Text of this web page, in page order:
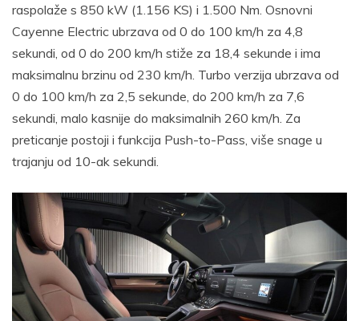
raspolaže s 850 kW (1.156 KS) i 1.500 Nm. Osnovni
Cayenne Electric ubrzava od 0 do 100 km/h za 4,8
sekundi, od 0 do 200 km/h stiže za 18,4 sekunde i ima
maksimalnu brzinu od 230 km/h. Turbo verzija ubrzava od
0 do 100 km/h za 2,5 sekunde, do 200 km/h za 7,6
sekundi, malo kasnije do maksimalnih 260 km/h. Za
preticanje postoji i funkcija Push-to-Pass, više snage u
trajanju od 10-ak sekundi.